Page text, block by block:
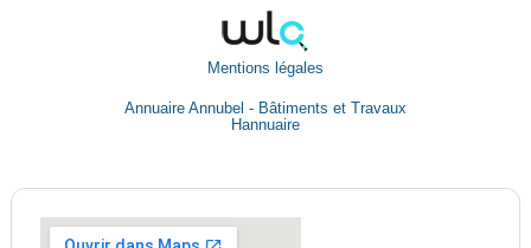
Mentions légales
Annuaire Annubel - Bâtiments et Travaux
Hannuaire